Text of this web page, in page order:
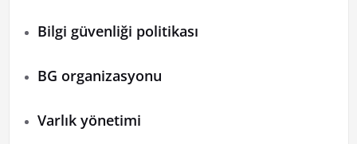
Bilgi güvenliği politikası
BG organizasyonu
Varlık yönetimi